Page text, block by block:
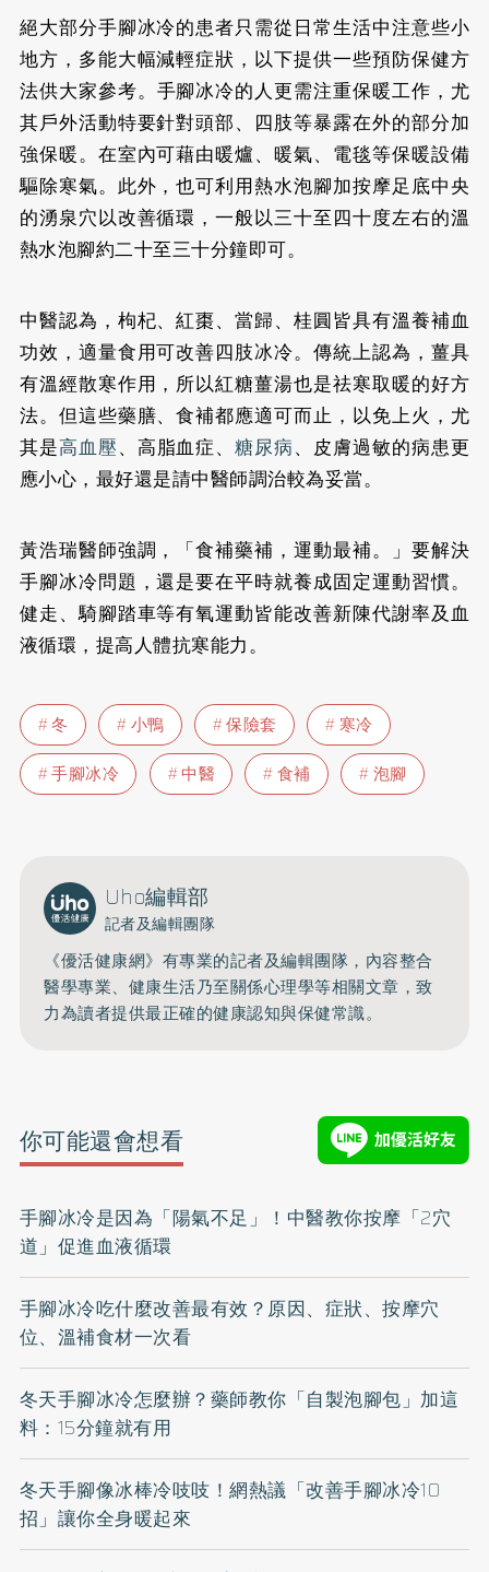
絕大部分手腳冰冷的患者只需從日常生活中注意些小
地方，多能大幅減輕症狀，以下提供一些預防保健方
法供大家參考。 手腳冰冷的人更需注重保暖工作，尤
其戶外活動特要針對頭部、四肢等暴露在外的部分加
強保暖。在室內可藉由暖爐、暖氣、電毯等保暖設備
驅除寒氣。此外，也可利用熱水泡腳加按摩足底中央
的湧泉穴以改善循環，一般以三十至四十度左右的溫
熱水泡腳約二十至三十分鐘即可。
中醫認為，枸杞、紅棗、當歸、桂圓皆具有溫養補血
功效，適量食用可改善四肢冰冷。傳統上認為，薑具
有溫經散寒作用，所以紅糖薑湯也是祛寒取暖的好方
法。但這些藥膳、食補都應適可而止，以免上火，尤
其是高血壓、高脂血症、糖尿病、皮膚過敏的病患更
應小心，最好還是請中醫師調治較為妥當。
黃浩瑞醫師強調，「食補藥補，運動最補。」要解決
手腳冰冷問題，還是要在平時就養成固定運動習慣。
健走、騎腳踏車等有氧運動皆能改善新陳代謝率及血
液循環，提高人體抗寒能力。
冬 小鴨 保險套
寒冷
手腳冰冷
中醫 食補 泡腳
Uho編輯部
記者及編輯團隊
《優活健康網》有專業的記者及編輯團隊，內容整合
醫學專業、健康生活乃至關係心理學等相關文章，致
力為讀者提供最正確的健康認知與保健常識。
你可能還會想看
手腳冰冷是因為「陽氣不足」！中醫教你按摩「2穴
道」促進血液循環
手腳冰冷吃什麼改善最有效？原因、症狀、按摩穴
位、溫補食材一次看
冬天手腳冰冷怎麼辦？藥師教你「自製泡腳包」加這
料：15分鐘就有用
冬天手腳像冰棒冷吱吱！網熱議「改善手腳冰冷10
招」讓你全身暖起來